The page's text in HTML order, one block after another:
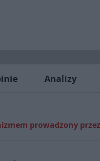
Analizy
prowadzony